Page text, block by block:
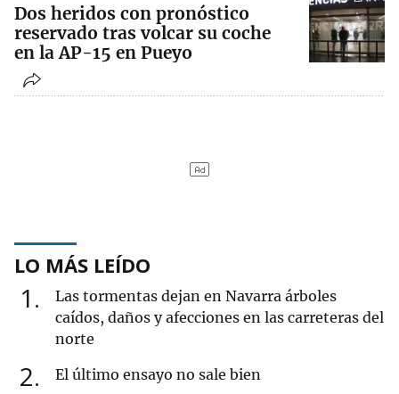
Dos heridos con pronóstico
reservado tras volcar su coche
en la AP-15 en Pueyo
LO MÁS LEÍDO
1
Las tormentas dejan en Navarra árboles
caídos, daños y afecciones en las carreteras del
norte
2 El último ensayo no sale bien